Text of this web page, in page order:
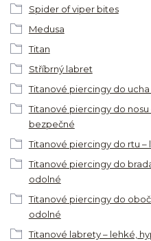
Spider of viper bites
Medusa
Titan
Stříbrný labret
Titanové piercingy do
Titanové piercingy do
bezpečné
Titanové piercingy do rtu
Titanové piercingy do
odolné
Titanové piercingy do
odolné
Titanové labrety – lehké,